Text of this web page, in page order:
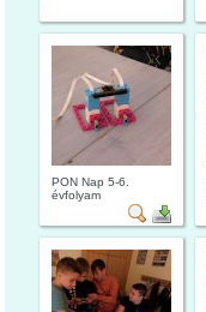
PON Nap 5-6.
évfolyam